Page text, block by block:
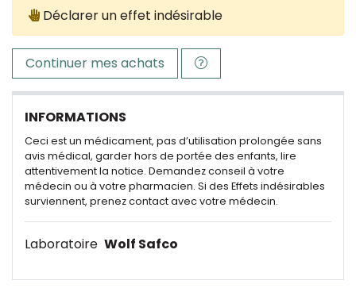
Déclarer un effet indésirable
Continuer mes achats
INFORMATIONS
Ceci est un médicament, pas d’utilisation prolongée sans
avis médical, garder hors de portée des enfants, lire
attentivement la notice. Demandez conseil à votre
médecin ou à votre pharmacien. Si des Effets indésirables
surviennent, prenez contact avec votre médecin.
Laboratoire Wolf Safco